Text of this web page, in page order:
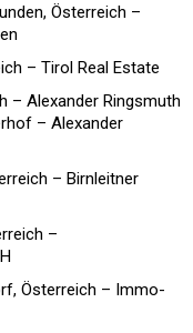
Österreich –
– Tirol Real Estate
– Alexander Ringsmuth
– Alexander
– Birnleitner
–
Österreich – Immo-